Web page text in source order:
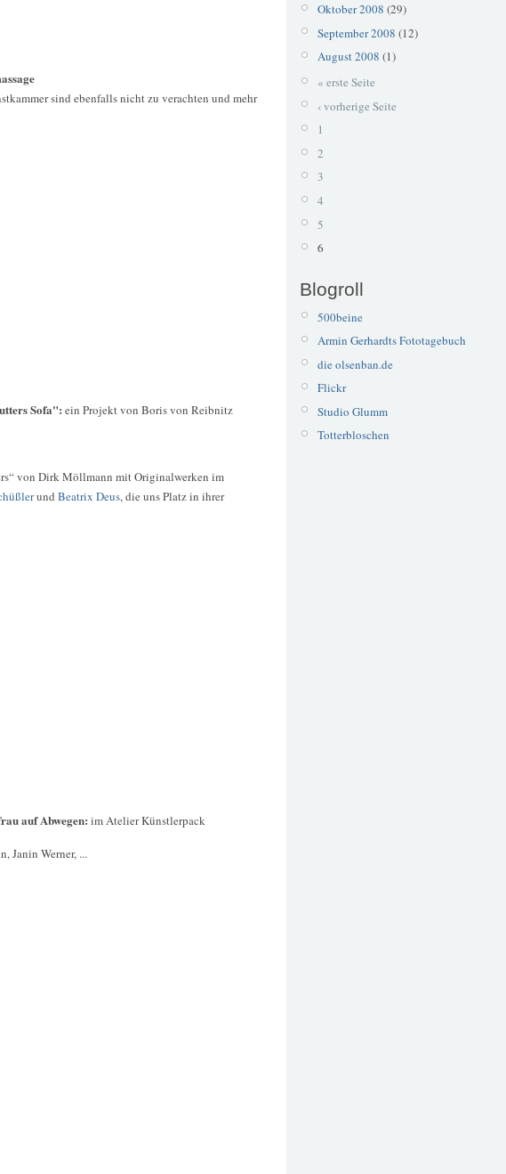
sind ebenfalls nicht zu verachten und mehr
Sofa": ein Projekt von Boris von Reibnitz
von Dirk Möllmann mit Originalwerken im
und Beatrix Deus, die uns Platz in ihrer
auf Abwegen: im Atelier Künstlerpack
Janin Werner, ...
Oktober 2008 (29)
September 2008 (12)
August 2008 (1)
« erste Seite
‹ vorherige Seite
1
2
3
4
5
6
Blogroll
500beine
Armin Gerhardts Fototagebuch
die olsenban.de
Flickr
Studio Glumm
Totterbloschen